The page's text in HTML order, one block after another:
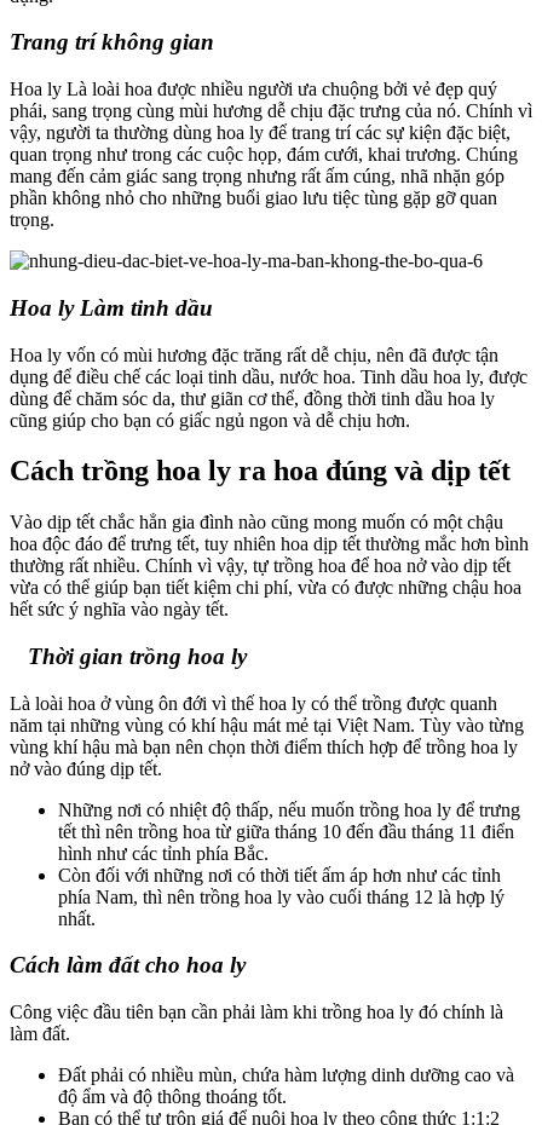
Trang trí không gian
Hoa ly Là loài hoa được nhiều người ưa chuộng bởi vẻ đẹp quý
phái, sang trọng cùng mùi hương dễ chịu đặc trưng của nó. Chính vì
vậy, người ta thường dùng hoa ly để trang trí các sự kiện đặc biệt,
quan trọng như trong các cuộc họp, đám cưới, khai trương. Chúng
mang đến cảm giác sang trọng nhưng rất ấm cúng, nhã nhặn góp
phần không nhỏ cho những buổi giao lưu tiệc tùng gặp gỡ quan
trọng.
Hoa ly Làm tinh dầu
Hoa ly vốn có mùi hương đặc trăng rất dễ chịu, nên đã được tận
dụng để điều chế các loại tinh dầu, nước hoa. Tinh dầu hoa ly, được
dùng để chăm sóc da, thư giãn cơ thể, đồng thời tinh dầu hoa ly
cũng giúp cho bạn có giấc ngủ ngon và dễ chịu hơn.
Cách trồng hoa ly ra hoa đúng và dịp tết
Vào dịp tết chắc hẳn gia đình nào cũng mong muốn có một chậu
hoa độc đáo để trưng tết, tuy nhiên hoa dịp tết thường mắc hơn bình
thường rất nhiều. Chính vì vậy, tự trồng hoa để hoa nở vào dịp tết
vừa có thể giúp bạn tiết kiệm chi phí, vừa có được những chậu hoa
hết sức ý nghĩa vào ngày tết.
Thời gian trồng hoa ly
Là loài hoa ở vùng ôn đới vì thế hoa ly có thể trồng được quanh
năm tại những vùng có khí hậu mát mẻ tại Việt Nam. Tùy vào từng
vùng khí hậu mà bạn nên chọn thời điểm thích hợp để trồng hoa ly
nở vào đúng dịp tết.
Những nơi có nhiệt độ thấp, nếu muốn trồng hoa ly để trưng
tết thì nên trồng hoa từ giữa tháng 10 đến đầu tháng 11 điển
hình như các tỉnh phía Bắc.
Còn đối với những nơi có thời tiết ấm áp hơn như các tỉnh
phía Nam, thì nên trồng hoa ly vào cuối tháng 12 là hợp lý
nhất.
Cách làm đất cho hoa ly
Công việc đầu tiên bạn cần phải làm khi trồng hoa ly đó chính là
làm đất.
Đất phải có nhiều mùn, chứa hàm lượng dinh dưỡng cao và
độ ẩm và độ thông thoáng tốt.
Bạn có thể tự trộn giá để nuôi hoa ly theo công thức 1:1:2